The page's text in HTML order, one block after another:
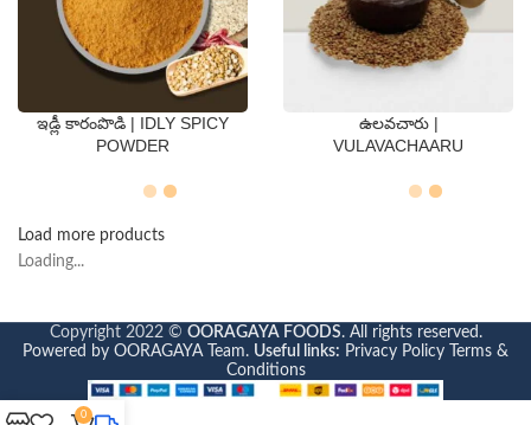
QTY
ఇడ్లీ కారంపొడి | IDLY SPICY
POWDER
QTY
ఉలవచారు |
VULAVACHAARU
Load more products
Loading...
Copyright 2022 © OORAGAYA FOODS. All rights reserved.
Powered by OORAGAYA Team. Useful links: Privacy Policy
Terms &
Conditions
0